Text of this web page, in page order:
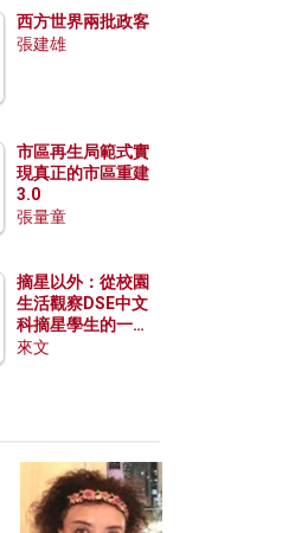
西方世界兩批政客
張建雄
市區再生局範式實
現真正的市區重建
3.0
張量童
摘星以外：從校園
生活觀察DSE中文
科摘星學生的一點
特質
來文